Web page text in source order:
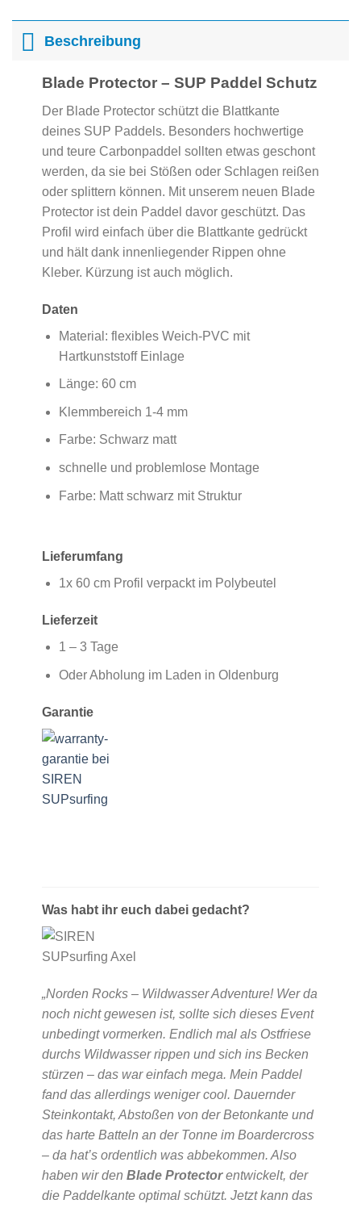
Beschreibung
Blade Protector – SUP Paddel Schutz
Der Blade Protector schützt die Blattkante
deines SUP Paddels. Besonders hochwertige
und teure Carbonpaddel sollten etwas geschont
werden, da sie bei Stößen oder Schlagen reißen
oder splittern können. Mit unserem neuen Blade
Protector ist dein Paddel davor geschützt. Das
Profil wird einfach über die Blattkante gedrückt
und hält dank innenliegender Rippen ohne
Kleber. Kürzung ist auch möglich.
Daten
Material: flexibles Weich-PVC mit
Hartkunststoff Einlage
Länge: 60 cm
Klemmbereich 1-4 mm
Farbe: Schwarz matt
schnelle und problemlose Montage
Farbe: Matt schwarz mit Struktur
Lieferumfang
1x 60 cm Profil verpackt im Polybeutel
Lieferzeit
1 – 3 Tage
Oder Abholung im Laden in Oldenburg
Garantie
Was habt ihr euch dabei gedacht?
„Norden Rocks – Wildwasser Adventure! Wer da
noch nicht gewesen ist, sollte sich dieses Event
unbedingt vormerken. Endlich mal als Ostfriese
durchs Wildwasser rippen und sich ins Becken
stürzen – das war einfach mega. Mein Paddel
fand das allerdings weniger cool. Dauernder
Steinkontakt, Abstoßen von der Betonkante und
das harte Batteln an der Tonne im Boardercross
– da hat’s ordentlich was abbekommen. Also
haben wir den Blade Protectorentwickelt, der
die Paddelkante optimal schützt. Jetzt kann das